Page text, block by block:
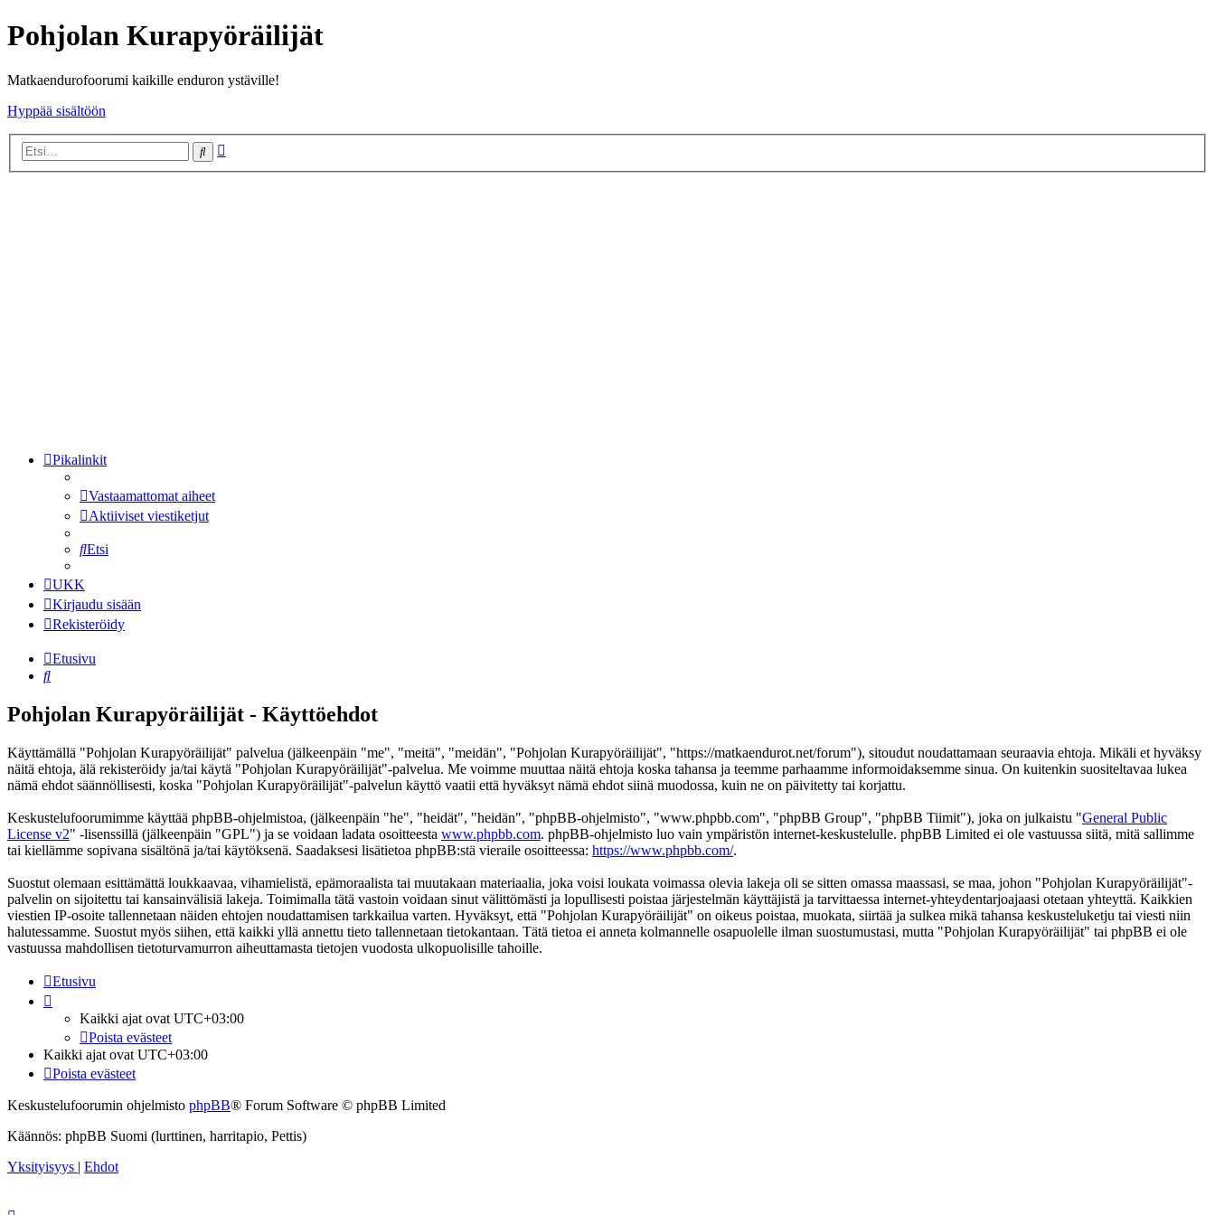
Pohjolan Kurapyöräilijät
Matkaendurofoorumi kaikille enduron ystäville!
Hyppää sisältöön
Etsi
Pikalinkit
Vastaamattomat aiheet
Aktiiviset viestiketjut
Etsi
UKK
Kirjaudu sisään
Rekisteröidy
Etusivu
Etsi
Pohjolan Kurapyöräilijät - Käyttöehdot
Käyttämällä "Pohjolan Kurapyöräilijät" palvelua (jälkeenpäin "me", "meitä", "meidän", "Pohjolan Kurapyöräilijät", "https://matkaendurot.net/forum"), sitoudut noudattamaan seuraavia ehtoja. Mikäli et hyväksy
näitä ehtoja, älä rekisteröidy ja/tai käytä "Pohjolan Kurapyöräilijät"-palvelua. Me voimme muuttaa näitä ehtoja koska tahansa ja teemme parhaamme informoidaksemme sinua. On kuitenkin suositeltavaa lukea
nämä ehdot säännöllisesti, koska "Pohjolan Kurapyöräilijät"-palvelun käyttö vaatii että hyväksyt nämä ehdot siinä muodossa, kuin ne on päivitetty tai korjattu.
Keskustelufoorumimme käyttää phpBB-ohjelmistoa, (jälkeenpäin "he", "heidät", "heidän", "phpBB-ohjelmisto", "www.phpbb.com", "phpBB Group", "phpBB Tiimit"), joka on julkaistu "General Public
License v2" -lisenssillä (jälkeenpäin "GPL") ja se voidaan ladata osoitteesta www.phpbb.com. phpBB-ohjelmisto luo vain ympäristön internet-keskustelulle. phpBB Limited ei ole vastuussa siitä, mitä sallimme
tai kiellämme sopivana sisältönä ja/tai käytöksenä. Saadaksesi lisätietoa phpBB:stä vieraile osoitteessa: https://www.phpbb.com/.
Suostut olemaan esittämättä loukkaavaa, vihamielistä, epämoraalista tai muutakaan materiaalia, joka voisi loukata voimassa olevia lakeja oli se sitten omassa maassasi, se maa, johon "Pohjolan Kurapyöräilijät"-
palvelin on sijoitettu tai kansainvälisiä lakeja. Toimimalla tätä vastoin voidaan sinut välittömästi ja lopullisesti poistaa järjestelmän käyttäjistä ja tarvittaessa internet-yhteydentarjoajaasi otetaan yhteyttä. Kaikkien
viestien IP-osoite tallennetaan näiden ehtojen noudattamisen tarkkailua varten. Hyväksyt, että "Pohjolan Kurapyöräilijät" on oikeus poistaa, muokata, siirtää ja sulkea mikä tahansa keskusteluketju tai viesti niin
halutessamme. Suostut myös siihen, että kaikki yllä annettu tieto tallennetaan tietokantaan. Tätä tietoa ei anneta kolmannelle osapuolelle ilman suostumustasi, mutta "Pohjolan Kurapyöräilijät" tai phpBB ei ole
vastuussa mahdollisen tietoturvamurron aiheuttamasta tietojen vuodosta ulkopuolisille tahoille.
Etusivu
Kaikki ajat ovat UTC+03:00
Poista evästeet
Kaikki ajat ovat UTC+03:00
Poista evästeet
Keskustelufoorumin ohjelmisto phpBB® Forum Software © phpBB Limited
Käännös: phpBB Suomi (lurttinen, harritapio, Pettis)
Yksityisyys | Ehdot